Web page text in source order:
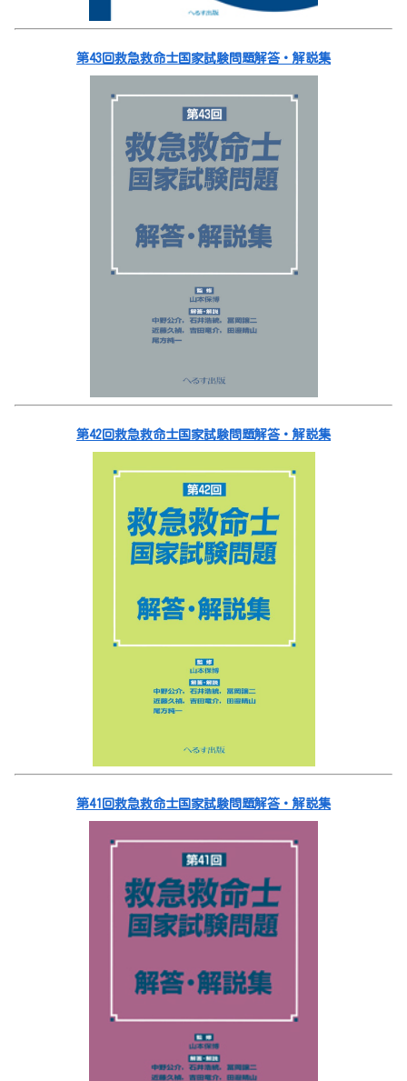
第43回救急救命士国家試験問題解答・解説集
第42回救急救命士国家試験問題解答・解説集
第41回救急救命士国家試験問題解答・解説集